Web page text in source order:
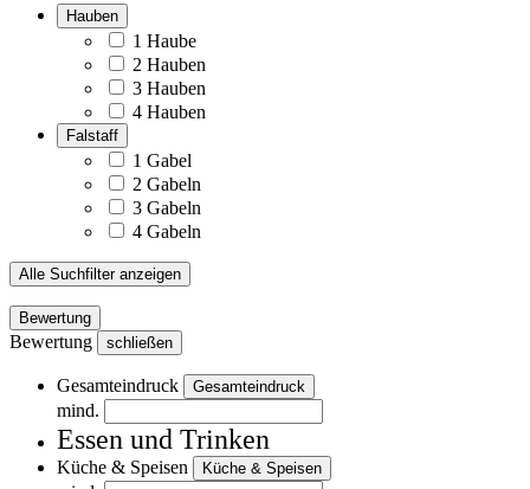
Hauben
1 Haube
2 Hauben
3 Hauben
4 Hauben
Falstaff
1 Gabel
2 Gabeln
3 Gabeln
4 Gabeln
Alle Suchfilter anzeigen
Bewertung
Bewertung schließen
Gesamteindruck Gesamteindruck
mind.
Essen und Trinken
Küche & Speisen Küche & Speisen